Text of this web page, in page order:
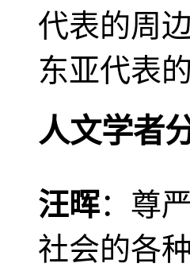
代表的周
东亚代表
人文学者
汪晖：尊
社会的各